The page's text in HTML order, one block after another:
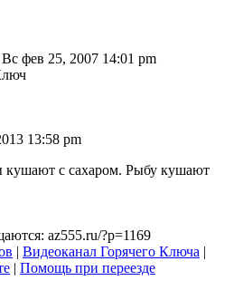
Вс фев 25, 2007 14:01 pm
13:58 pm
с сахаром. Рыбу кушают
az555.ru/?p=1169
| Видеоканал Горячего Ключа |
| Помощь при переезде